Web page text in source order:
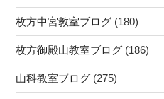
枚方中宮教室ブログ (180)
枚方御殿山教室ブログ (186)
山科教室ブログ (275)